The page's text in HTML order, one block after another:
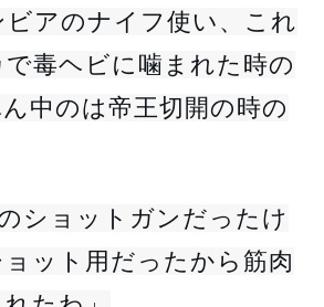
アのナイフ使い、これ
毒ヘビに噛まれた時の
中のは帝王切開の時の
ショットガンだったけ
ット用だったから筋肉